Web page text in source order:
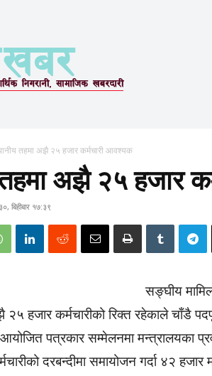
तहमा अझै २५ हजार कर्मचारी आवश्यक
अझै २५ हजार
बिहीबार १७:३९
सङ्घीय
हजार कर्मचारीको रिक्त रहेकाले चाँडै
पत्रकार सम्मेलनमा मन्त्रालयका
दरबन्दीमा समायोजन गर्दा ४२